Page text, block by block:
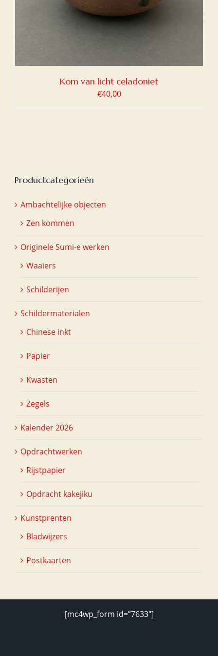
Kom van licht celadoniet
€40,00
Productcategorieën
Ambachtelijke objecten
Zen kommen
Originele Sumi-e werken
Waaiers
Schilderijen
Schildermaterialen
Chinese inkt
Papier
Kwasten
Zegels
Kalender 2026
Opdrachtwerken
Rijstpapier
Opdracht kakejiku
Kunstprenten
Bladwijzers
Postkaarten
[mc4wp_form id=”7633″]